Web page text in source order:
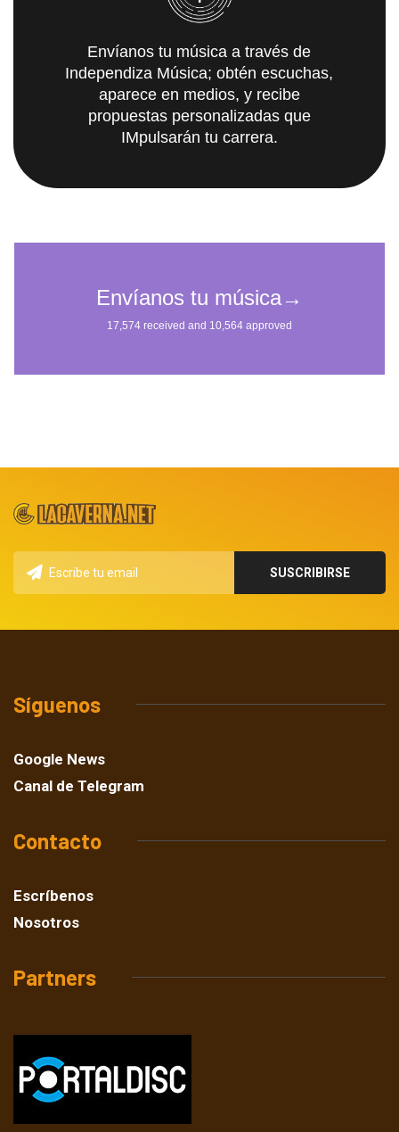
Envíanos tu música a través de
Independiza Música; obtén escuchas,
aparece en medios, y recibe
propuestas personalizadas que
IMpulsarán tu carrera.
Síguenos
Google News
Canal de Telegram
Contacto
Escríbenos
Nosotros
Partners